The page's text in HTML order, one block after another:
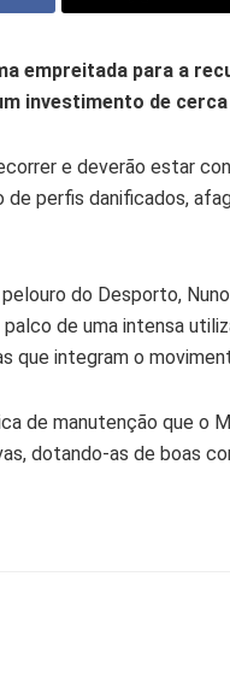
empreitada para a
investimento de
e deverão estar
perfis danificados,
do Desporto,
de uma intensa
que integram o
de manutenção que o
dotando-as de boas